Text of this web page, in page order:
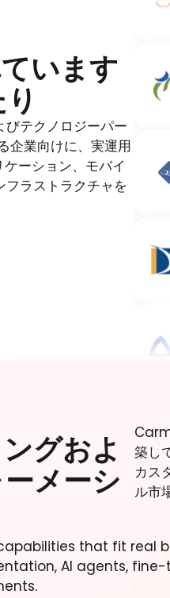
います
びテクノロジーパー
企業向けに、実運用
ーション、モバイ
ラストラクチャを
グおよ
メーシ
築し
カス
ル市
that fit real
AI agents,